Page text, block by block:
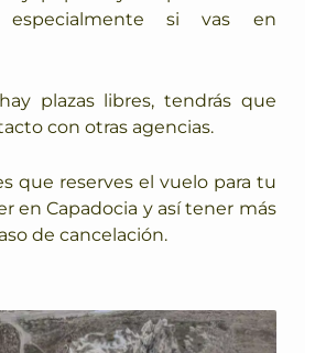
especialmente si vas en
plazas libres, tendrás que
con otras agencias.
que reserves el vuelo para tu
en Capadocia y así tener más
de cancelación.